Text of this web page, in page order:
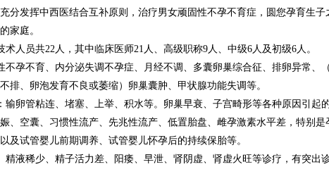
分发挥中西医结合互补原则，治疗男女顽固性不孕不育症，圆您孕育生子
家庭。
术人员共22人，其中临床医师21人、高级职称9人、中级6人及初级6人。
不孕不育、内分泌失调不孕症、月经不调、多囊卵巢综合征、排卵异常、
排、卵泡发育不良或萎缩）卵巢囊肿、甲状腺功能失调等。
输卵管粘连、堵塞、上举、积水等。卵巢早衰、子宫畸形等各种原因引起
、空囊、习惯性流产、先兆性流产、低置胎盘、雌孕激素水平差，特别是
及试管婴儿前期调养、试管婴儿怀孕后的持续保胎等。
精液稀少、精子活力差、阳痿、早泄、肾阴虚、肾虚火旺等诊疗，有突出